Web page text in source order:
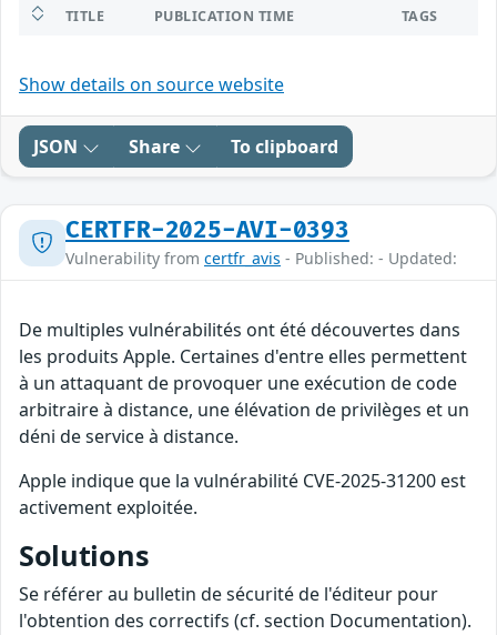
TITLE PUBLICATION TIME TAGS
Show details on source website
JSON Share To clipboard
CERTFR-2025-AVI-0393
Vulnerability from certfr_avis - Published: - Updated:
De multiples vulnérabilités ont été découvertes dans
les produits Apple. Certaines d'entre elles permettent
à un attaquant de provoquer une exécution de code
arbitraire à distance, une élévation de privilèges et un
déni de service à distance.
Apple indique que la vulnérabilité CVE-2025-31200 est
activement exploitée.
Solutions
Se référer au bulletin de sécurité de l'éditeur pour
l'obtention des correctifs (cf. section Documentation).